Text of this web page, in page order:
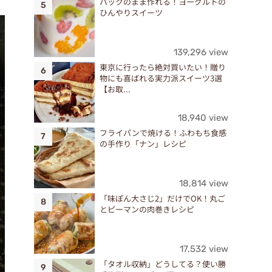
ひんやりスイーツ
139,296 view
東京に行ったら絶対買いたい！贈り
物にも喜ばれる実力派スイーツ3選
【お取...
18,940 view
フライパンで焼ける！ふわもち食感
の手作り「ナン」レシピ
18,814 view
「味ぽん大さじ2」だけでOK！丸ご
とピーマンの肉巻きレシピ
17,532 view
「タオル収納」どうしてる？使い勝